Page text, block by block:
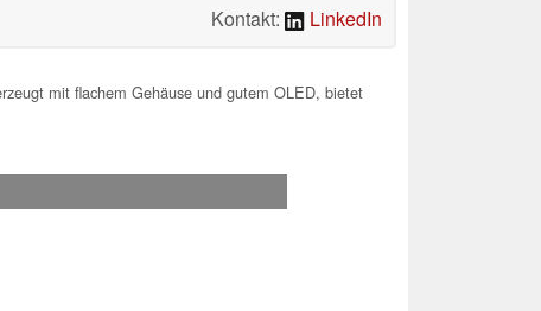
Kontakt:
LinkedIn
mit flachem Gehäuse und gutem OLED, bietet